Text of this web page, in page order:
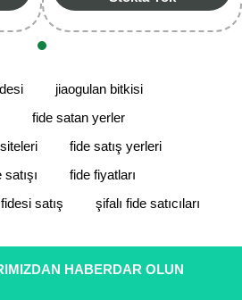
jiaogulan bitkisi
fide satan yerler
fide satış yerleri
fide fiyatları
satış
şifalı fide satıcıları
HABERDAR OLUN